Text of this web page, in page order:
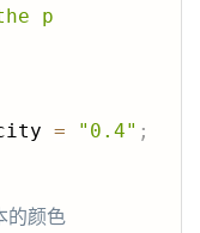
p
= "0.4" ;
颜色